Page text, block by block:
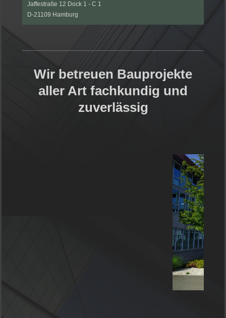
Jaffestraße 12 Dock 1 - C 1
D-21109 Hamburg
Wir betreuen Bauprojekte
aller Art fachkundig und
zuverlässig